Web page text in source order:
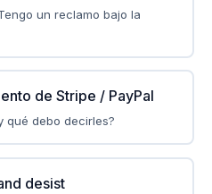
un reclamo bajo la
de Stripe / PayPal
qué debo decirles?
desist